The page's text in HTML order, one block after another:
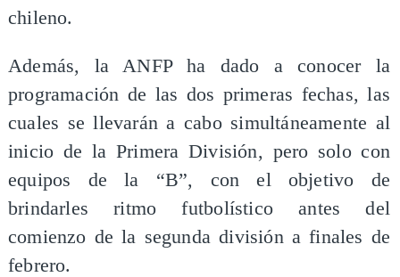
chileno.
Además, la ANFP ha dado a conocer la
programación de las dos primeras fechas, las
cuales se llevarán a cabo simultáneamente al
inicio de la Primera División, pero solo con
equipos de la “B”, con el objetivo de
brindarles ritmo futbolístico antes del
comienzo de la segunda división a finales de
febrero.